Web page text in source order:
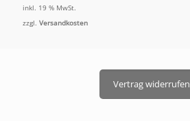
inkl. 19 % MwSt.
zzgl. Versandkosten
Vertrag widerrufen